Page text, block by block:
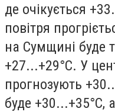
де очікується
повітря
на Сумщині буде
+27...+29°С. У
прогнозують
буде +30...+35°С,